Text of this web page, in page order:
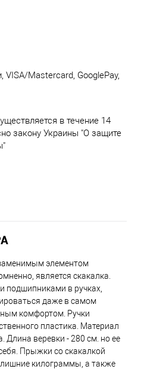
Mastercard, GooglePay,
в течение 14
закону Украины "О защите
элементом
является скакалка.
подшипниками в ручках,
даже в самом
комфортом. Ручки
пластика. Материал
Длина веревки - 280 см. но ее
Прыжки со скакалкой
лишние килограммы, а также